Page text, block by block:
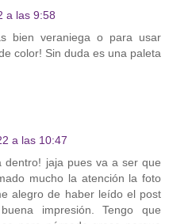
a las 9:58
bien veraniega o para usar
color! Sin duda es una paleta
a las 10:47
dentro! jaja pues va a ser que
mucho la atención la foto
alegro de haber leído el post
impresión. Tengo que